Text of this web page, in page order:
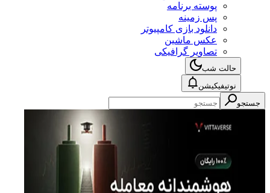
پوسته برنامه
پس زمینه
دانلود بازی کامپیوتر
عکس ماشین
تصاویر گرافیکی
حالت شب
نوتیفیکیشن
جستجو